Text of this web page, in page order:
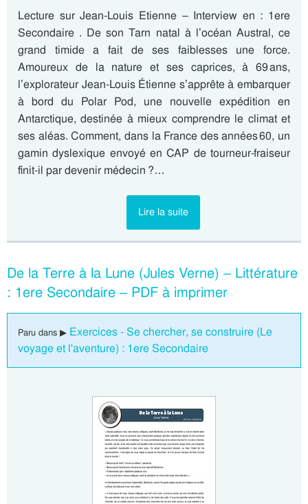
Lecture sur Jean-Louis Etienne – Interview en : 1ere
Secondaire . De son Tarn natal à l’océan Austral, ce
grand timide a fait de ses faiblesses une force.
Amoureux de la nature et ses caprices, à 69 ans,
l’explorateur Jean-Louis Étienne s’apprête à embarquer
à bord du Polar Pod, une nouvelle expédition en
Antarctique, destinée à mieux comprendre le climat et
ses aléas. Comment, dans la France des années 60, un
gamin dyslexique envoyé en CAP de tourneur-fraiseur
finit-il par devenir médecin ?…
Lire la suite
De la Terre à la Lune (Jules Verne) – Littérature
: 1ere Secondaire – PDF à imprimer
Paru dans ▶ Exercices - Se chercher, se construire (Le
voyage et l'aventure) : 1ere Secondaire